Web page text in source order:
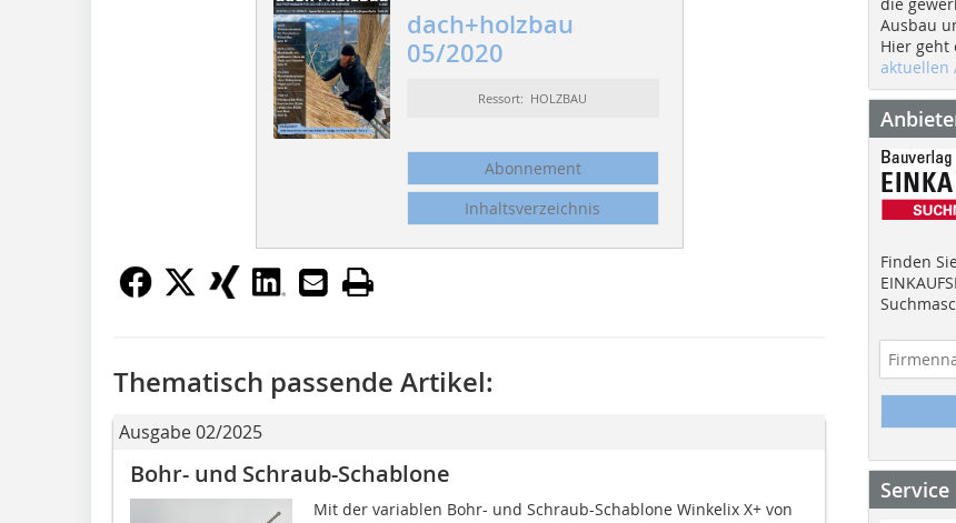
dach+holzbau
05/2020
Ressort: HOLZBAU
Abonnement
Inhaltsverzeichnis
Thematisch passende Artikel:
Ausgabe 02/2025
Bohr- und Schraub-Schablone
Mit der variablen Bohr- und Schraub-Schablone Winkelix X+ von
Ausbau
Hier geht
aktuellen
Finden
Service